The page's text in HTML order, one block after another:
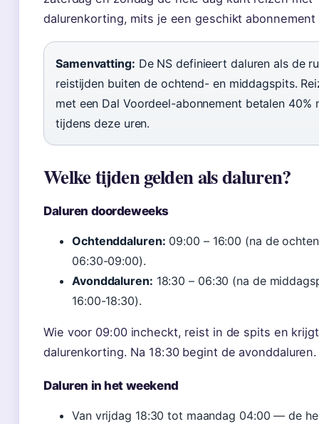
dalurenkorting, mits je een geschikt
Samenvatting: De NS definieert daluren als de
reistijden buiten de ochtend- en middagspits.
met een Dal Voordeel-abonnement betalen 40%
tijdens deze uren.
Welke tijden gelden als daluren?
Daluren doordeweeks
Ochtenddaluren: 09:00 – 16:00 (na de
06:30-09:00).
Avonddaluren: 18:30 – 06:30 (na de
16:00-18:30).
Wie voor 09:00 incheckt, reist in de spits en
dalurenkorting. Na 18:30 begint de avonddaluren.
Daluren in het weekend
Van vrijdag 18:30 tot maandag 04:00 — de